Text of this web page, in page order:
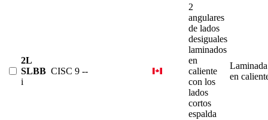
2L
SLBB
i
CISC 9 --
2
angulares
de lados
desiguales
laminados
en
caliente
con los
lados
cortos
espalda
Laminada
en